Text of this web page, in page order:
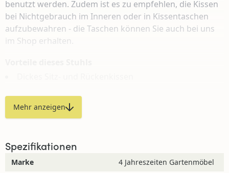
benutzt werden. Zudem ist es zu empfehlen, die Kissen
bei Nichtgebrauch im Inneren oder in Kissentaschen
aufzubewahren - die Taschen können Sie auch bei uns
im Shop erhalten.
Waschbarer Kissenbezug
Hoher Rücken (105 cm) zur Stützung des Nackens
Passende Hocker erhältlich
Mehr anzeigen
Spezifikationen
Marke
4 Jahreszeiten Gartenmöbel